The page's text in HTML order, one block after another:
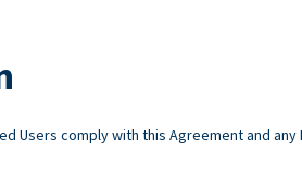
Users comply with this Agreement and